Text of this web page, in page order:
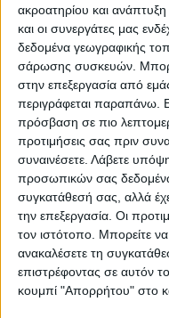
ακροατηρίου και
και οι συνεργάτες μας
δεδομένα γεωγραφικής
σάρωσης συσκευών.
στην επεξεργασία από
περιγράφεται παραπάνω.
πρόσβαση σε πιο
προτιμήσεις σας πριν
συναινέσετε. Λάβετε
προσωπικών σας
συγκατάθεσή σας, αλλά
την επεξεργασία. Οι
τον ιστότοπο. Μπορείτε
ανακαλέσετε τη
επιστρέφοντας σε αυτόν
κουμπί "Απορρήτου" στο
Αποκατάσταση
Υποδομών
δημοσίων
αποκατάσταση
αποκατάσταση
πολιτιστικών
Περιβαλλοντικές
αναδάσωσης για
καθαρισμός
απορριμμάτων,
κλαδιών,
καλλιεργήσιμες
Υποστήριξη